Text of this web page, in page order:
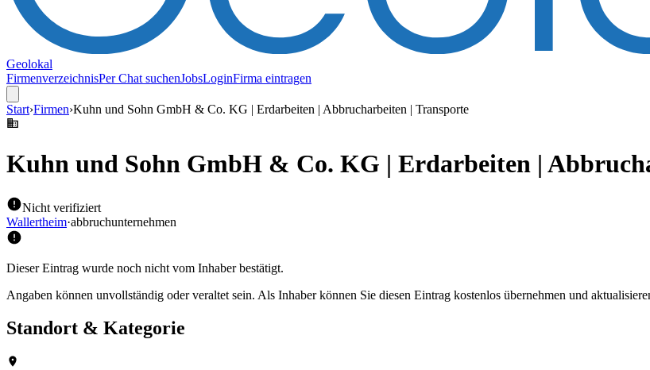
Geolokal
FirmenverzeichnisPer Chat suchenJobsLoginFirma eintragen
Start›Firmen›Kuhn und Sohn GmbH & Co. KG | Erdarbeiten | Abbrucharbeiten | Transporte
Kuhn und Sohn GmbH & Co. KG | Erdarbeiten |
Nicht verifiziert
Wallertheim·abbruchunternehmen
Dieser Eintrag wurde noch nicht vom Inhaber bestätigt.
Angaben können unvollständig oder veraltet sein. Als Inhaber können Sie diesen Eintrag kostenlos übernehmen und
Standort & Kategorie